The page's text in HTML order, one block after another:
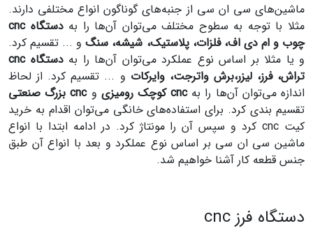
ماشین‌های سی ان سی از جنبه‌های گوناگون انواع مختلفی دارند.
مثلا با توجه به سطوح مختلف می‌توان آن‌ها را به
دستگاه cnc
چوب و ام دی اف، فلزات، پلاستیک، شیشه، سنگو ... تقسیم کرد.
و یا مثلا بر اساس نوع عملکرد می‌توان آن‌ها را به
دستگاه cnc
تراش، فرز، لیزر،برش واترجت، وایرکات و ... تقسیم کرد. از لحاظ
اندازه می‌توان آن‌ها را بهcnc کوچک رومیزی وcnc بزرگ صنعتی
تقسیم بندی کرد. برای استفاده‌های خانگی می‌توان اقدام به خرید
کیت cnc کرد و سپس آن را مونتاژ کرد. در ادامه ابتدا با انواع
ماشین سی ان سی بر اساس نوع عملکرد و بعد با انواع آن طبق
جنس قطعه کار آشنا خواهیم شد.
دستگاه فرز cnc